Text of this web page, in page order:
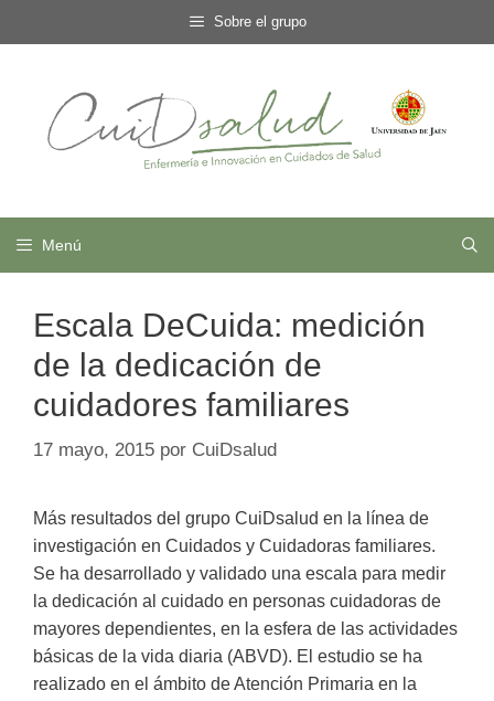
al
Sobre el grupo
Menú
Escala DeCuida: medición
de la dedicación de
cuidadores familiares
17 mayo, 2015 por CuiDsalud
Más resultados del grupo CuiDsalud en la línea de
investigación en Cuidados y Cuidadoras familiares.
Se ha desarrollado y validado una escala para medir
la dedicación al cuidado en personas cuidadoras de
mayores dependientes, en la esfera de las actividades
básicas de la vida diaria (ABVD). El estudio se ha
realizado en el ámbito de Atención Primaria en la